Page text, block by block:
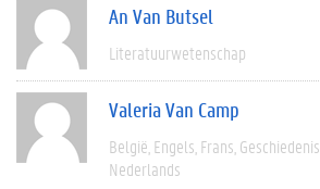
An Van Butsel
Literatuurwetenschap
Valeria Van Camp
België Engels Frans Geschiedenis
Nederlands